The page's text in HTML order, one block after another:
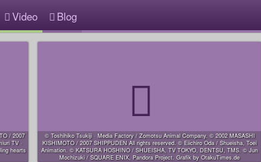
Video Blog
/ 2007
TV ·
hearts
© Toshihiko Tsukiji · Media Factory / Zomotsu Animal Company. © 2002 MASASHI
KISHIMOTO / 2007 SHIPPUDEN All rights reserved. © Eiichiro Oda / Shueisha, Toei
Animation. © KATSURA HOSHINO / SHUEISHA, TV TOKYO, DENTSU, TMS. © Jun
Mochizuki / SQUARE ENIX, Pandora Project. Grafik by OtakuTimes.de